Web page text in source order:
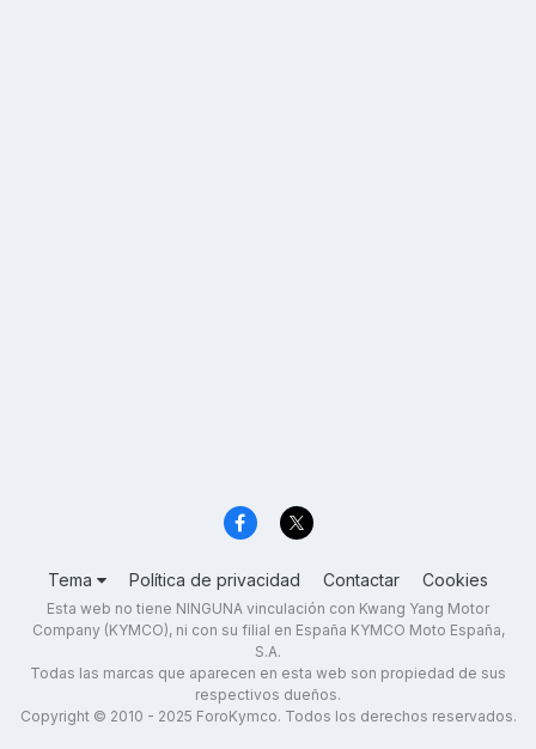
Tema Política de privacidad Contactar Cookies
Esta web no tiene NINGUNA vinculación con Kwang Yang Motor
Company (KYMCO), ni con su filial en España KYMCO Moto España,
S.A.
Todas las marcas que aparecen en esta web son propiedad de sus
respectivos dueños.
Copyright © 2010 - 2025 ForoKymco. Todos los derechos reservados.